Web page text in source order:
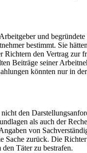
und
bestimmt. Sie
Richtern den Vertrag zur
Beiträge seiner
könnten nur in
den
als auch der
von
Sache zurück. Die
Täter zu bestrafen.